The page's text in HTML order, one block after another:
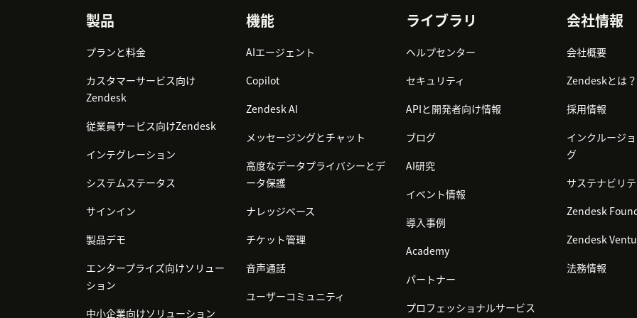
製品
プランと料金
カスタマーサービス向け
Zendesk
従業員サービス向けZendesk
インテグレーション
システムステータス
サインイン
製品デモ
エンタープライズ向けソリュー
ション
中小企業向けソリューション
機能
AIエージェント
Copilot
Zendesk AI
メッセージングとチャット
高度なデータプライバシーとデ
ータ保護
ナレッジベース
チケット管理
音声通話
ユーザーコミュニティ
ライブラリ
ヘルプセンター
セキュリティ
APIと開発者向け情報
ブログ
AI研究
イベント情報
導入事例
Academy
パートナー
プロフェッショナルサービス
会社情報
会社概要
Zendeskとは？
採用情報
インクルージ
グ
サステナビリ
Zendesk
Zendesk
法務情報